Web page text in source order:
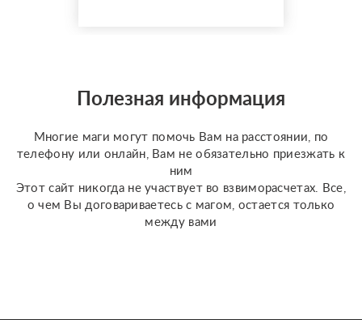
отношения, чувства,
любовь; ????
с человеком; ???...
Полезная информация
Многие маги могут помочь Вам на расстоянии, по
телефону или онлайн, Вам не обязательно приезжать к
ним
Этот сайт никогда не участвует во взвиморасчетах. Все,
о чем Вы договариваетесь с магом, остается только
между вами